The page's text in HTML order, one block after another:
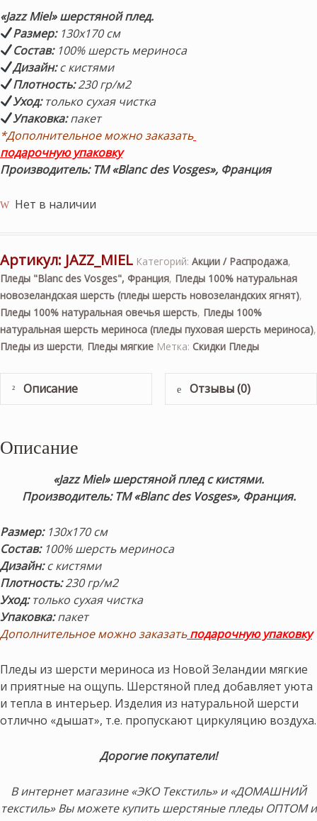
составляла
33,000 ₽.
28,000 ₽.
«Jazz Miel»шерстяной плед.
Размер:130х170 см
Состав:100% шерсть мериноса
Дизайн:с кистями
Плотность:230 гр/м2
Уход:только сухая чистка
Упаковка:пакет
*Дополнительное можно заказать
подарочную упаковку
Производитель: ТМ «Blanc des Vosges», Франция
Нет в наличии
Артикул: JAZZ_MIEL Категорий: Акции / Распродажа,
Пледы "Blanc des Vosges", Франция, Пледы 100% натуральная
новозеландская шерсть (пледы шерсть новозеландских ягнят),
Пледы 100% натуральная овечья шерсть, Пледы 100%
натуральная шерсть мериноса (пледы пуховая шерсть мериноса),
Пледы из шерсти, Пледы мягкие Метка: Скидки Пледы
Описание Отзывы (0)
Описание
«Jazz Miel» шерстяной плед с кистями.
Производитель: ТМ «Blanc des Vosges», Франция.
Размер:130х170 см
Состав:100% шерсть мериноса
Дизайн:с кистями
Плотность:230 гр/м2
Уход:только сухая чистка
Упаковка:пакет
Дополнительное можно заказать подарочную упаковку
Пледы из шерсти мериноса из Новой Зеландии мягкие
и приятные на ощупь. Шерстяной плед добавляет уюта
и тепла в интерьер. Изделия из натуральной шерсти
отлично «дышат», т.е. пропускают циркуляцию воздуха.
Дорогие покупатели!
В интернет магазине «ЭКО Текстиль» и «ДОМАШНИЙ
текстиль» Вы можете купить шерстяные пледы ОПТОМ и